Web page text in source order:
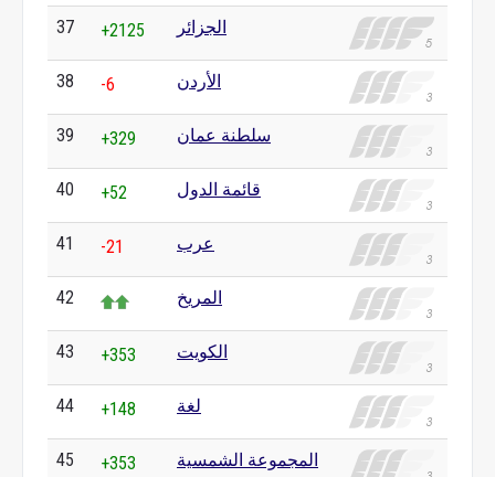
37 +2125 الجزائر
38 -6 الأردن
39 +329 سلطنة عمان
40 +52 قائمة الدول
41 -21 عرب
42 المريخ
43 +353 الكويت
44 +148 لغة
45 +353 المجموعة الشمسية